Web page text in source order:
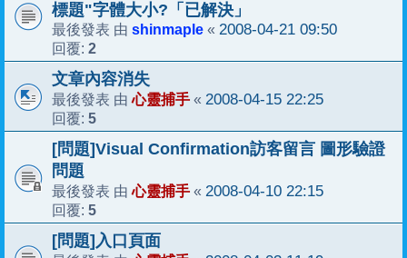
標題"字體大小?「已解決」
最後發表 由 shinmaple « 2008-04-21 09:50
回覆: 2
文章內容消失
最後發表 由心靈捕手 « 2008-04-15 22:25
回覆: 5
[問題]Visual Confirmation訪客留言 圖形驗證
問題
最後發表 由心靈捕手 « 2008-04-10 22:15
回覆: 5
[問題]入口頁面